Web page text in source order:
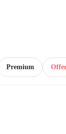
Premium